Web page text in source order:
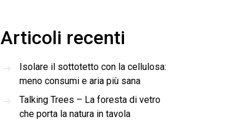
Articoli recenti
Isolare il sottotetto con la cellulosa:
meno consumi e aria più sana
Talking Trees – La foresta di vetro
che porta la natura in tavola